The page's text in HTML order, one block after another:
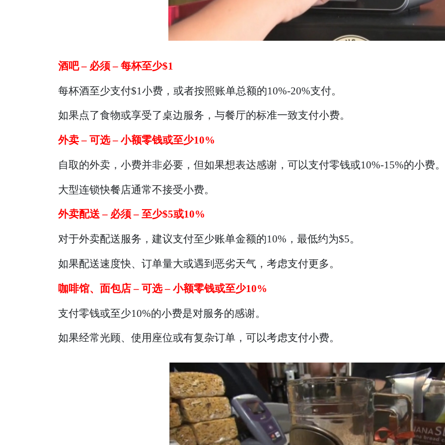
酒吧 – 必须 – 每杯至少$1
每杯酒至少支付$1小费，或者按照账单总额的10%-20%支付。
如果点了食物或享受了桌边服务，与餐厅的标准一致支付小费。
外卖 – 可选 – 小额零钱或至少10%
自取的外卖，小费并非必要，但如果想表达感谢，可以支付零钱或10%-15%的小费。
大型连锁快餐店通常不接受小费。
外卖配送 – 必须 – 至少$5或10%
对于外卖配送服务，建议支付至少账单金额的10%，最低约为$5。
如果配送速度快、订单量大或遇到恶劣天气，考虑支付更多。
咖啡馆、面包店 – 可选 – 小额零钱或至少10%
支付零钱或至少10%的小费是对服务的感谢。
如果经常光顾、使用座位或有复杂订单，可以考虑支付小费。